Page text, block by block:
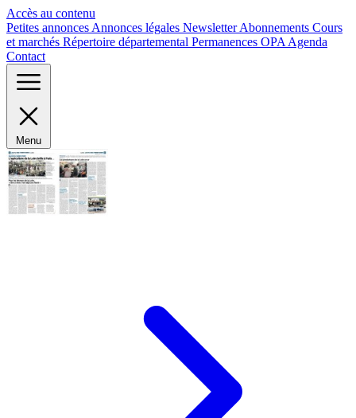
Accès au contenu
Petites annonces Annonces légales NewsletterAbonnements Cours
et marchés Répertoire départemental Permanences OPA Agenda
Contact
Menu
Panneau de gestion des cookies